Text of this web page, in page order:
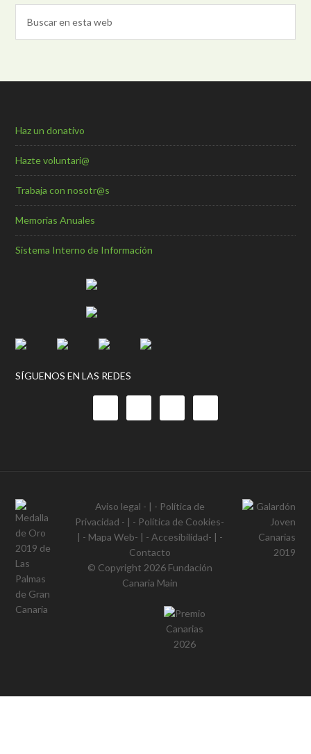
Haz un donativo
Hazte voluntari@
Trabaja con nosotr@s
Memorias Anuales
Sistema Interno de Información
SÍGUENOS EN LAS REDES
Aviso legal - | - Política de
Privacidad - | - Política de Cookies-
| - Mapa Web- | - Accesibilidad- | -
Contacto
© Copyright 2026 Fundación
Canaria Main